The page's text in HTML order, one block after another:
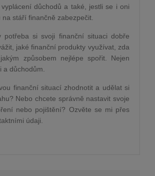
důchodů a také, jestli se i oni
stáří finančně zabezpečit.
potřeba si svoji finanční situaci dobře
jaké finanční produkty využívat, zda
způsobem nejlépe spořit. Nejen
a důchodům.
finanční situací zhodnotit a udělat si
Nebo chcete správně nastavit svoje
nebo pojištění? Ozvěte se mi přes
údaji.